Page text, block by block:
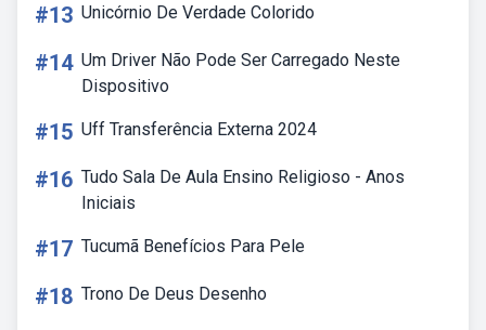
#13 Unicórnio De Verdade Colorido
#14 Um Driver Não Pode Ser Carregado Neste
Dispositivo
#15 Uff Transferência Externa 2024
#16 Tudo Sala De Aula Ensino Religioso - Anos
Iniciais
#17 Tucumã Benefícios Para Pele
#18 Trono De Deus Desenho